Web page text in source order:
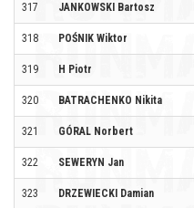
317 JANKOWSKI Bartosz
318 POŚNIK Wiktor
319 H Piotr
320 BATRACHENKO Nikita
321 GÓRAL Norbert
322 SEWERYN Jan
323 DRZEWIECKI Damian